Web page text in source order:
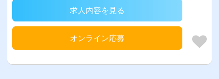
求人内容を見る
オンライン応募